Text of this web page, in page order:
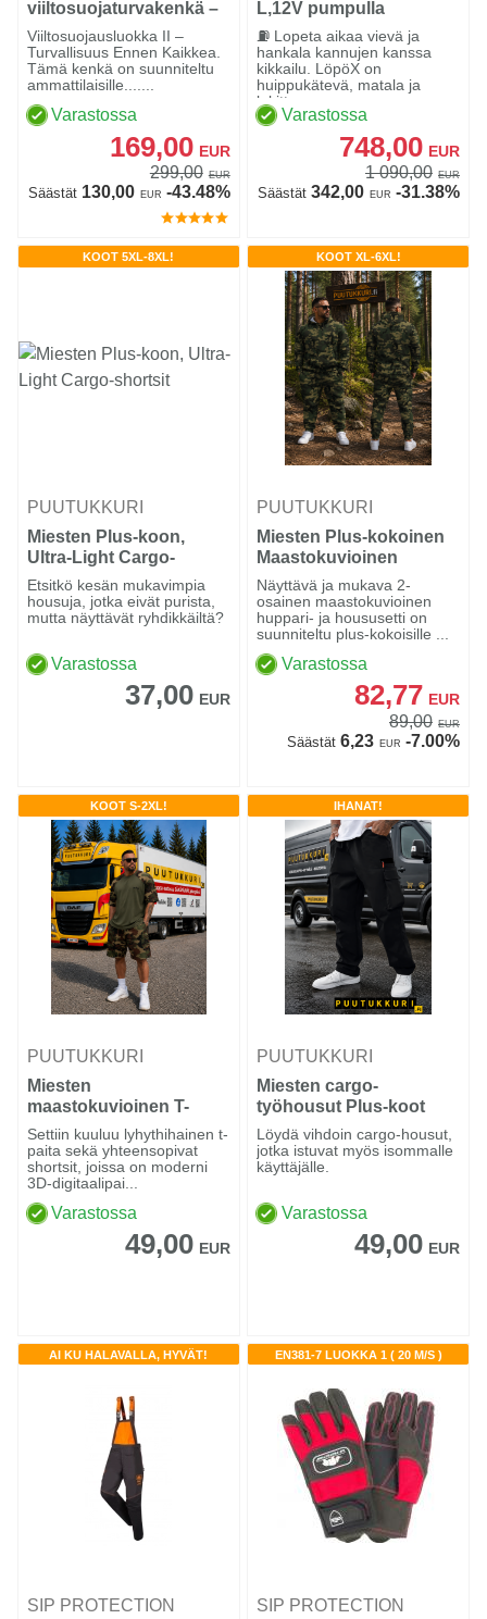
viiltosuojaturvakenkä –
Luokka 2 (24 m/s),
Brown
Viiltosuojausluokka II –
Turvallisuus Ennen Kaikkea.
Tämä kenkä on suunniteltu
ammattilaisille.......
Varastossa
169,00 EUR
299,00 EUR
Säästät130,00 EUR -43.48%
L,12V pumpulla
⛽ Lopeta aikaa vievä ja
hankala kannujen kanssa
kikkailu. LöpöX on
huippukätevä, matala ja
lukittav...
Varastossa
748,00 EUR
1 090,00 EUR
Säästät342,00 EUR -31.38%
KOOT 5XL-8XL!
PUUTUKKURI
Miesten Plus-koon,
Ultra-Light Cargo-
shortsit
Etsitkö kesän mukavimpia
housuja, jotka eivät purista,
mutta näyttävät ryhdikkäiltä?
Varastossa
37,00 EUR
KOOT XL-6XL!
PUUTUKKURI
Miesten Plus-kokoinen
Maastokuvioinen
Huppari- ja Housusetti
Näyttävä ja mukava 2-
osainen maastokuvioinen
huppari- ja housusetti on
suunniteltu plus-kokoisille ...
Varastossa
82,77 EUR
89,00 EUR
Säästät6,23 EUR -7.00%
KOOT S-2XL!
PUUTUKKURI
Miesten
maastokuvioinen T-
paita- ja shortsisetti
Settiin kuuluu lyhythihainen t-
paita sekä yhteensopivat
shortsit, joissa on moderni
3D-digitaalipai...
Varastossa
49,00 EUR
IHANAT!
PUUTUKKURI
Miesten cargo-
työhousut Plus-koot
4XL–7XL
Löydä vihdoin cargo-housut,
jotka istuvat myös isommalle
käyttäjälle.
Varastossa
49,00 EUR
AI KU HALAVALLA, HYVÄT!
SIP PROTECTION
EN381-7 LUOKKA 1 ( 20 M/S )
SIP PROTECTION